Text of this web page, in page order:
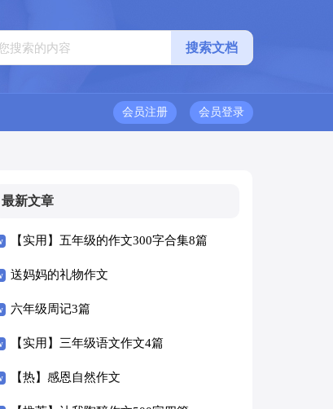
会员登录
会员注册
最新文章
【实用】五年级的作文300字合集8篇
送妈妈的礼物作文
六年级周记3篇
【实用】三年级语文作文4篇
【热】感恩自然作文